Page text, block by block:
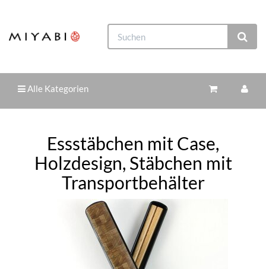
Alle Kategorien
Essstäbchen mit Case,
Holzdesign, Stäbchen mit
Transportbehälter